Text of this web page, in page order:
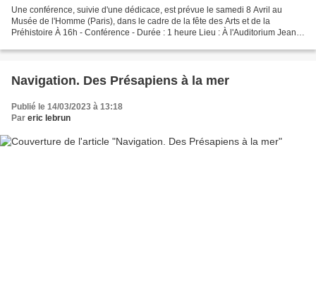
Une conférence, suivie d'une dédicace, est prévue le samedi 8 Avril au
Musée de l'Homme (Paris), dans le cadre de la fête des Arts et de la
Préhistoire À 16h - Conférence - Durée : 1 heure Lieu : À l'Auditorium Jean
Navigation. Des Présapiens à la mer
Publié le 14/03/2023 à 13:18
Par eric lebrun